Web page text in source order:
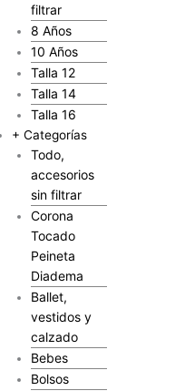
filtrar
8 Años
10 Años
Talla 12
Talla 14
Talla 16
+ Categorías
Todo,
accesorios
sin filtrar
Corona
Tocado
Peineta
Diadema
Ballet,
vestidos y
calzado
Bebes
Bolsos